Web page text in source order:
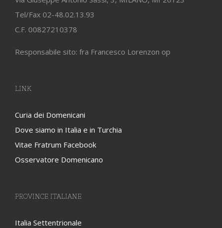
Tel/Fax 02-48.02.13.93
C.F. 00827210378
Responsabile sito: fra Francesco Lorenzon op
LINK
Curia dei Domenicani
Dove siamo in Italia e in Turchia
Vitae Fratrum Facebook
Osservatore Domenicano
PROVINCE ITALIANE
Italia Settentrionale